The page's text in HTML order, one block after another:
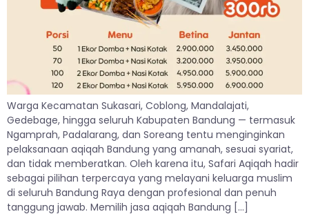
Warga Kecamatan Sukasari, Coblong, Mandalajati,
Gedebage, hingga seluruh Kabupaten Bandung — termasuk
Ngamprah, Padalarang, dan Soreang tentu menginginkan
pelaksanaan aqiqah Bandung yang amanah, sesuai syariat,
dan tidak memberatkan. Oleh karena itu, Safari Aqiqah hadir
sebagai pilihan terpercaya yang melayani keluarga muslim
di seluruh Bandung Raya dengan profesional dan penuh
tanggung jawab. Memilih jasa aqiqah Bandung […]